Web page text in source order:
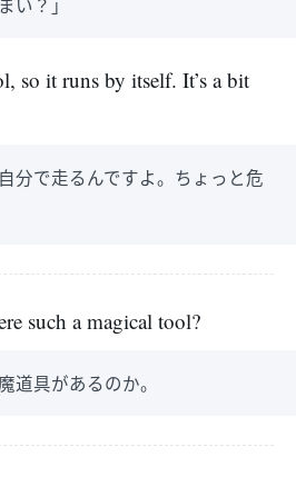
so it runs by itself. It’s a bit
分で走るんですよ。ちょっと危
such a magical tool?
具があるのか。